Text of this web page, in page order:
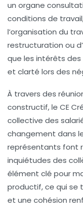
un organe
conditions de
l’organisation du
restructuration ou
que les intérêts
et clarté lors des
À travers des
constructif, le CE
collective des
changement dans
représentants font
inquiétudes des
élément clé pour
productif, ce qui se
et une cohésion